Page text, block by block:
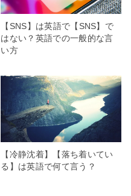
【SNS】は英語で【SNS】で
はない？英語での一般的な言
い方
【冷静沈着】【落ち着いてい
る】は英語で何て言う？